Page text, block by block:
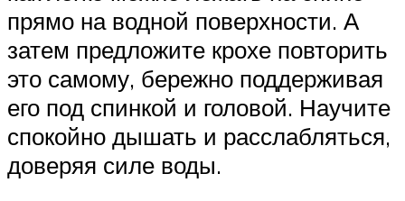
прямо на водной поверхности. А
затем предложите крохе повторить
это самому, бережно поддерживая
его под спинкой и головой. Научите
спокойно дышать и расслабляться,
доверяя силе воды.